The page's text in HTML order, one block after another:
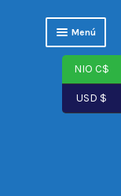
Menú
NIO C$
USD $